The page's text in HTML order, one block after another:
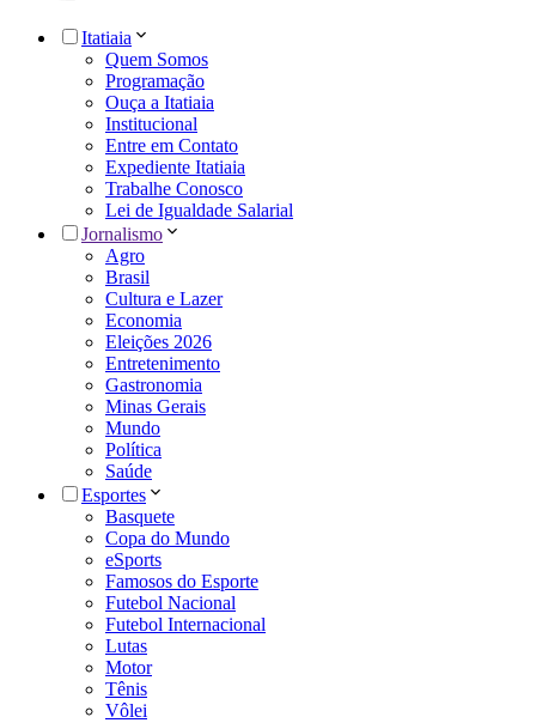
Itatiaia
Quem Somos
Programação
Ouça a Itatiaia
Institucional
Entre em Contato
Expediente Itatiaia
Trabalhe Conosco
Lei de Igualdade Salarial
Jornalismo
Agro
Brasil
Cultura e Lazer
Economia
Eleições 2026
Entretenimento
Gastronomia
Minas Gerais
Mundo
Política
Saúde
Esportes
Basquete
Copa do Mundo
eSports
Famosos do Esporte
Futebol Nacional
Futebol Internacional
Lutas
Motor
Tênis
Vôlei